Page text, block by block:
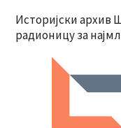
Историјски архив
радионицу за